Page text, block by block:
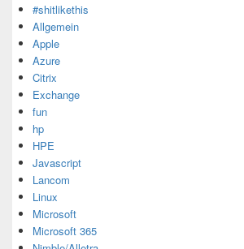
#shitlikethis
Allgemein
Apple
Azure
Citrix
Exchange
fun
hp
HPE
Javascript
Lancom
Linux
Microsoft
Microsoft 365